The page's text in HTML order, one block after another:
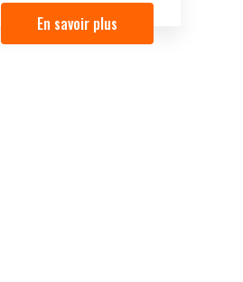
En savoir plus